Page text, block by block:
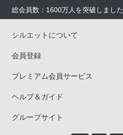
総会員数：1600万人を突破しました
シルエットについて
会員登録
プレミアム会員サービス
ヘルプ＆ガイド
グループサイト